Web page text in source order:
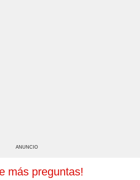
ANUNCIO
más preguntas!